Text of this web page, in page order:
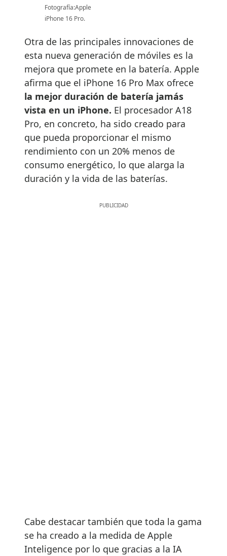
Fotografía:Apple
iPhone 16 Pro.
Otra de las principales innovaciones de
esta nueva generación de móviles es la
mejora que promete en la batería. Apple
afirma que el iPhone 16 Pro Max ofrece
la mejor duración de batería jamás
vista en un iPhone. El procesador A18
Pro, en concreto, ha sido creado para
que pueda proporcionar el mismo
rendimiento con un 20% menos de
consumo energético, lo que alarga la
duración y la vida de las baterías.
Cabe destacar también que toda la gama
se ha creado a la medida de Apple
Inteligence por lo que gracias a la IA